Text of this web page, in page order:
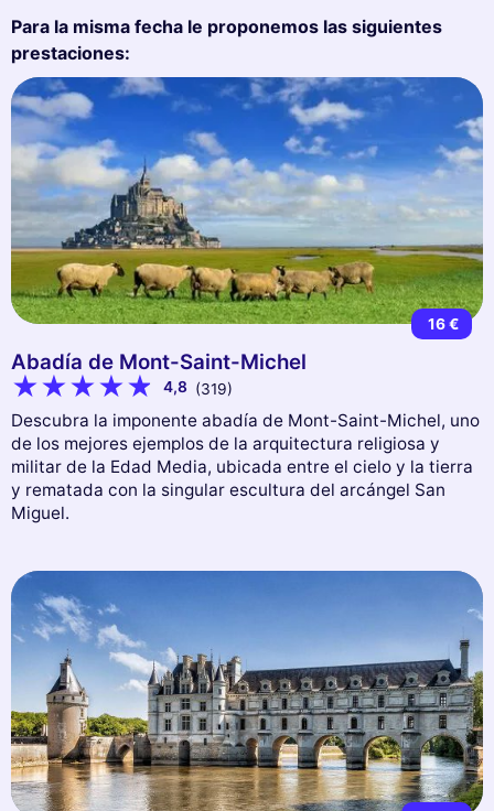
Para la misma fecha le proponemos las siguientes
prestaciones:
16 €
Abadía de Mont-Saint-Michel
4,8 (319)
Descubra la imponente abadía de Mont-Saint-Michel, uno
de los mejores ejemplos de la arquitectura religiosa y
militar de la Edad Media, ubicada entre el cielo y la tierra
y rematada con la singular escultura del arcángel San
Miguel.